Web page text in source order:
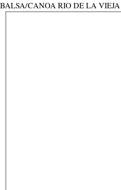
BALSA/CANOA RIO DE LA VIEJA